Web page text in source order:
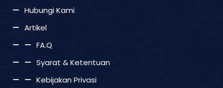
Hubungi Kami
Artikel
FA.Q
Syarat & Ketentuan
Kebijakan Privasi